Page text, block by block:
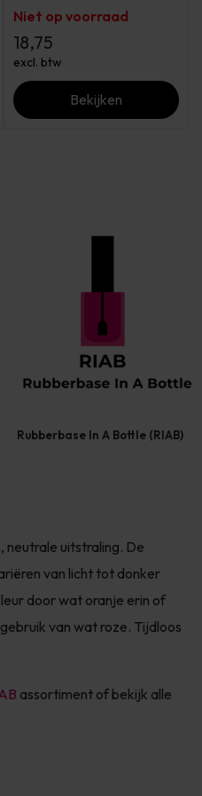
Niet op voorraad
18,75
excl. btw
Bekijken
Rubberbase In A Bottle (RIAB)
neutrale uitstraling. De
van licht tot donker
door wat oranje erin of
van wat roze. Tijdloos
assortiment of bekijk alle